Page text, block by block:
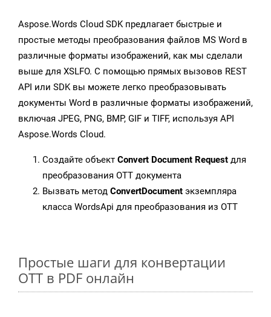
Aspose.Words Cloud SDK предлагает быстрые и
простые методы преобразования файлов MS Word в
различные форматы изображений, как мы сделали
выше для XSLFO. С помощью прямых вызовов REST
API или SDK вы можете легко преобразовывать
документы Word в различные форматы изображений,
включая JPEG, PNG, BMP, GIF и TIFF, используя API
Aspose.Words Cloud.
Создайте объект Convert Document Request для
преобразования OTT документа
Вызвать метод ConvertDocument экземпляра
класса WordsApi для преобразования из OTT
Простые шаги для конвертации
OTT в PDF онлайн